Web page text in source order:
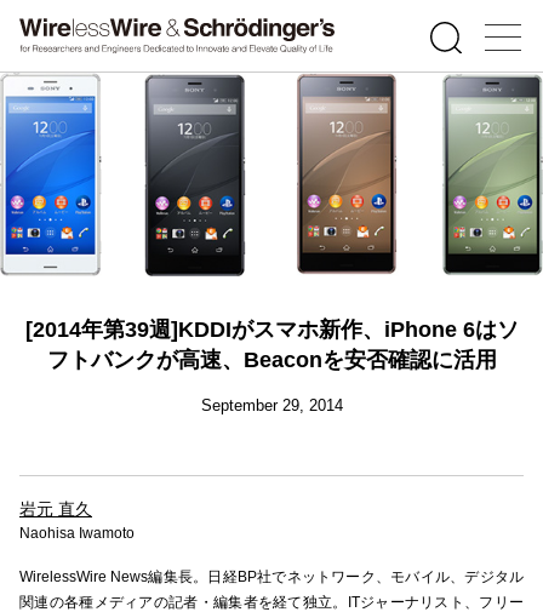
[2014年第39週]KDDIがスマホ新作、iPhone 6はソ
フトバンクが高速、Beaconを安否確認に活用
September 29, 2014
岩元 直久
Naohisa Iwamoto
WirelessWire News編集長。日経BP社でネットワーク、モバイル、デジタル
関連の各種メディアの記者・編集者を経て独立。ITジャーナリスト、フリー